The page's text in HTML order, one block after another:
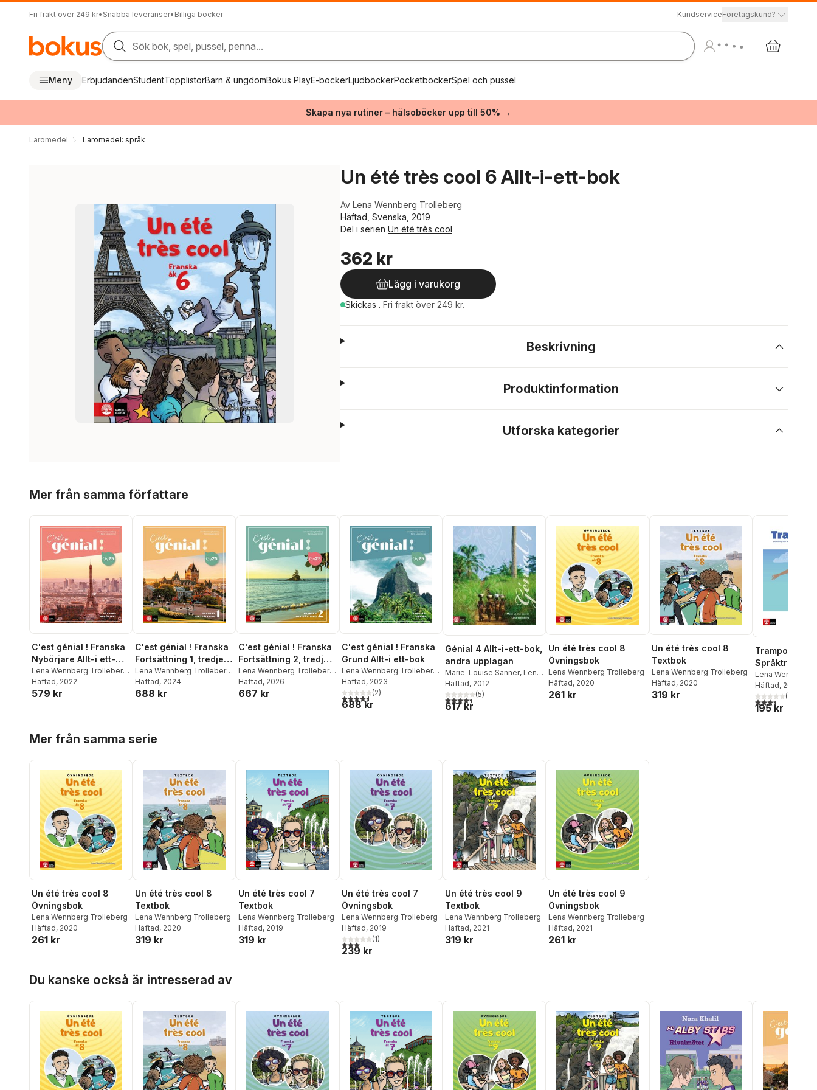
Fri frakt över 249 kr• Snabba leveranser• Billiga böcker KundserviceFöretagskund?
Sök bok, spel, pussel, penna...
Meny ErbjudandenStudentTopplistorBarn & ungdomBokus PlayE-böckerLjudböckerPocketböckerSpel och pussel
Skapa nya rutiner – hälsoböcker upp till 50% →
Läromedel Läromedel: språk
Un été très cool 6 Allt-i-ett-bok
Av Lena Wennberg Trolleberg
Häftad, Svenska, 2019
Del i serien Un été très cool
362 kr
Lägg i varukorg
Skickas . Fri frakt över 249 kr.
Beskrivning
Produktinformation
Utforska kategorier
Mer från samma författare
C'est génial ! Franska
Nybörjare Allt-i ett-
bok
Lena Wennberg Trolleberg ,
Marie-Louise Sanner
Häftad, 2022
579 kr
C'est génial ! Franska
Fortsättning 1, tredje
upplagan
Lena Wennberg Trolleberg ,
Marie-Louise Sanner
Häftad, 2024
688 kr
C'est génial ! Franska
Fortsättning 2, tredje
upplagan
Lena Wennberg Trolleberg ,
Marie-Louise Sanner
Häftad, 2026
667 kr
C'est génial ! Franska
Grund Allt-i ett-bok
Lena Wennberg Trolleberg ,
Marie-Louise Sanner
Häftad, 2023
4,5utav 5 stjärnor. Totalt antal röster:
(2)
688 kr
Génial 4 Allt-i-ett-bok,
andra upplagan
Marie-Louise Sanner, Lena
Wennberg Trolleberg
Häftad, 2012
4,4utav 5 stjärnor. Totalt antal röster:
(5)
617 kr
Un été très cool 8
Övningsbok
Lena Wennberg Trolleberg
Häftad, 2020
261 kr
Un été très cool 8
Textbok
Lena Wennberg Trolleberg
Häftad, 2020
319 kr
Trampoline
Språkträning
Moderna
och
Lena Wennberg
Häftad, 2019
3,5utav 5(
195 kr
Mer från samma serie
Un été très cool 8
Övningsbok
Lena Wennberg Trolleberg
Häftad, 2020
261 kr
Un été très cool 8
Textbok
Lena Wennberg Trolleberg
Häftad, 2020
319 kr
Un été très cool 7
Textbok
Lena Wennberg Trolleberg
Häftad, 2019
319 kr
Un été très cool 7
Övningsbok
Lena Wennberg Trolleberg
Häftad, 2019
3,0utav 5 stjärnor. Totalt antal röster:
(1)
239 kr
Un été très cool 9
Textbok
Lena Wennberg Trolleberg
Häftad, 2021
319 kr
Un été très cool 9
Övningsbok
Lena Wennberg Trolleberg
Häftad, 2021
261 kr
Du kanske också är intresserad av